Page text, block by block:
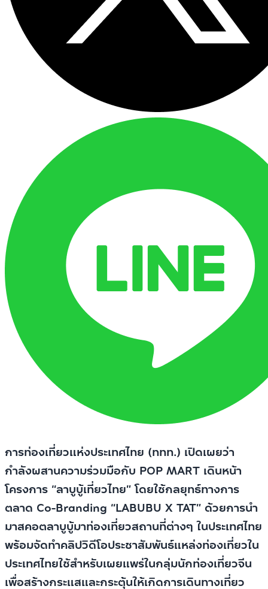
การท่องเที่ยวแห่งประเทศไทย (ททท.) เปิดเผยว่า
กำลังผสานความร่วมมือกับ POP MART เดินหน้า
โครงการ “ลาบูบู้เที่ยวไทย” โดยใช้กลยุทธ์ทางการ
ตลาด Co-Branding “LABUBU X TAT” ด้วยการนำ
มาสคอตลาบูบู้มาท่องเที่ยวสถานที่ต่างๆ ในประเทศไทย
พร้อมจัดทำคลิปวิดีโอประชาสัมพันธ์แหล่งท่องเที่ยวใน
ประเทศไทยใช้สำหรับเผยแพร่ในกลุ่มนักท่องเที่ยวจีน
เพื่อสร้างกระแสและกระตุ้นให้เกิดการเดินทางเที่ยว